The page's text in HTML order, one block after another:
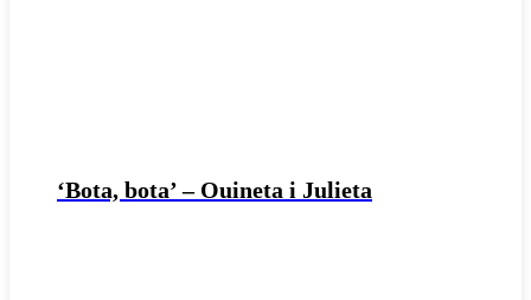
‘Bota, bota’ – Ouineta i Julieta